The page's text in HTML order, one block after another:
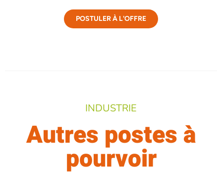
POSTULER À L'OFFRE
INDUSTRIE
Autres postes à
pourvoir